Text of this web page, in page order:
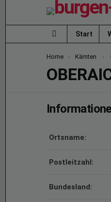
Menu
Start
You are here:
Home Kärnten
Ortsname:
Postleitzahl:
Bundesland: